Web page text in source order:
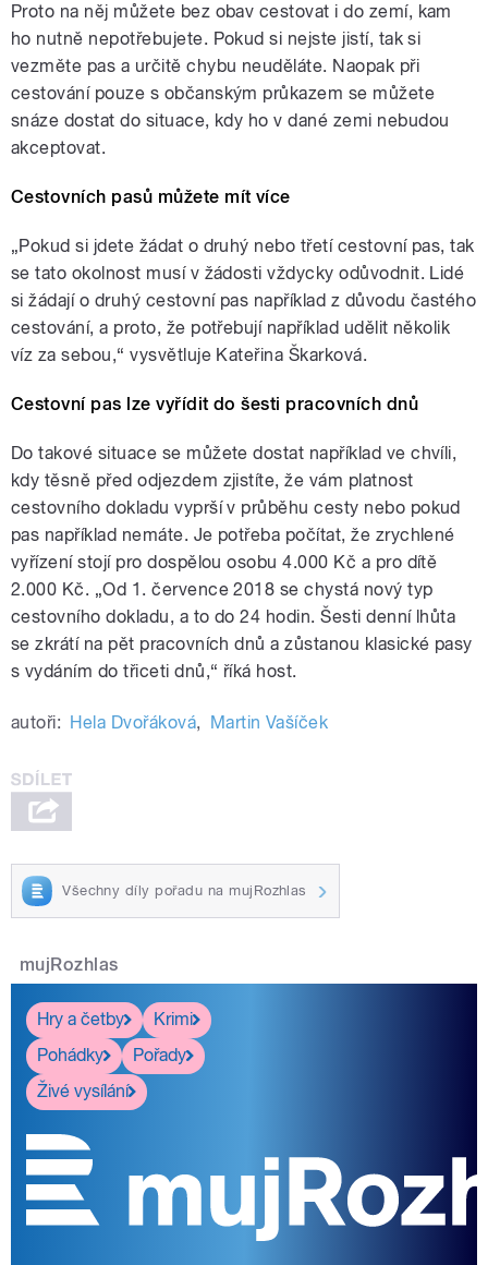
Proto na něj můžete bez obav cestovat i do zemí, kam
ho nutně nepotřebujete. Pokud si nejste jistí, tak si
vezměte pas a určitě chybu neuděláte. Naopak při
cestování pouze s občanským průkazem se můžete
snáze dostat do situace, kdy ho v dané zemi nebudou
akceptovat.
Cestovních pasů můžete mít více
„Pokud si jdete žádat o druhý nebo třetí cestovní pas, tak
se tato okolnost musí v žádosti vždycky odůvodnit. Lidé
si žádají o druhý cestovní pas například z důvodu častého
cestování, a proto, že potřebují například udělit několik
víz za sebou,“ vysvětluje Kateřina Škarková.
Cestovní pas lze vyřídit do šesti pracovních dnů
Do takové situace se můžete dostat například ve chvíli,
kdy těsně před odjezdem zjistíte, že vám platnost
cestovního dokladu vyprší v průběhu cesty nebo pokud
pas například nemáte. Je potřeba počítat, že zrychlené
vyřízení stojí pro dospělou osobu 4.000 Kč a pro dítě
2.000 Kč. „Od 1. července 2018 se chystá nový typ
cestovního dokladu, a to do 24 hodin. Šesti denní lhůta
se zkrátí na pět pracovních dnů a zůstanou klasické pasy
s vydáním do třiceti dnů,“ říká host.
autoři: Hela Dvořáková, Martin Vašíček
Všechny díly pořadu na mujRozhlas
mujRozhlas
Hry a četby
Krimi
Pohádky
Pořady
Živé vysílání